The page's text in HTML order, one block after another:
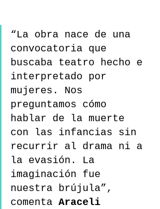
“La obra nace de una
convocatoria que
buscaba teatro hecho e
interpretado por
mujeres. Nos
preguntamos cómo
hablar de la muerte
con las infancias sin
recurrir al drama ni a
la evasión. La
imaginación fue
nuestra brújula”,
comenta Araceli